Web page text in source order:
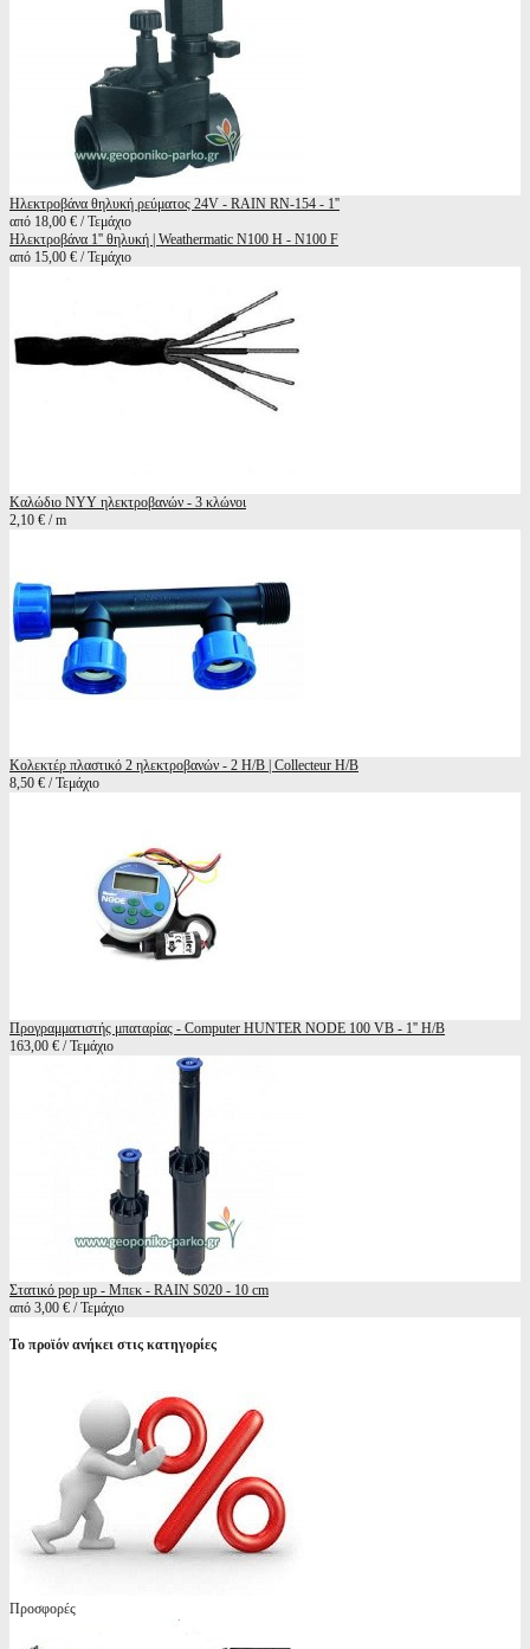
Ηλεκτροβάνα θηλυκή ρεύματος 24V - RAIN RN-154 - 1''
από 18,00 € / Τεμάχιο
Ηλεκτροβάνα 1'' θηλυκή | Weathermatic N100 H - N100 F
από 15,00 € / Τεμάχιο
Καλώδιο ΝΥΥ ηλεκτροβανών - 3 κλώνοι
2,10 € / m
Κολεκτέρ πλαστικό 2 ηλεκτροβανών - 2 Η/Β | Collecteur H/B
8,50 € / Τεμάχιο
Προγραμματιστής μπαταρίας - Computer HUNTER NODE 100 VB - 1'' H/B
163,00 € / Τεμάχιο
Στατικό pop up - Μπεκ - RAIN S020 - 10 cm
από 3,00 € / Τεμάχιο
Το προϊόν ανήκει στις κατηγορίες
Προσφορές